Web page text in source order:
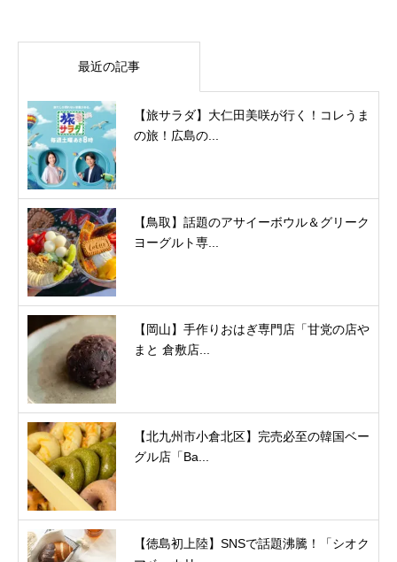
最近の記事
【旅サラダ】大仁田美咲が行く！コレうま
の旅！広島の...
【鳥取】話題のアサイーボウル＆グリーク
ヨーグルト専...
【岡山】手作りおはぎ専門店「甘党の店や
まと 倉敷店...
【北九州市小倉北区】完売必至の韓国ベー
グル店「Ba...
【徳島初上陸】SNSで話題沸騰！「シオク